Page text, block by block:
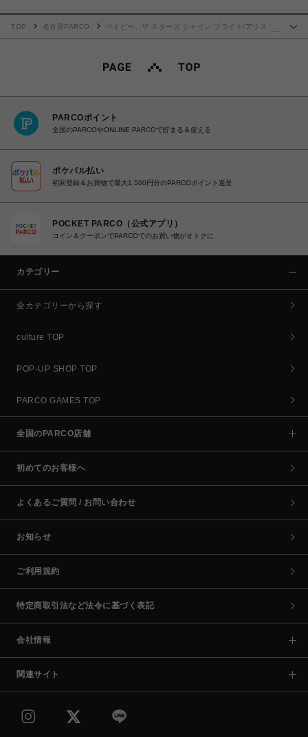
TOP 名古屋PARCO
ベイビー、ザ スターズ シャイン ブライト/アリス ア
PARCOポイント
全国のPARCOやONLINE PARCOで貯まる＆使える
ポケパル払い
初回登録＆お買物で最大1,500円分のPARCOポイント進呈
POCKET PARCO（公式アプリ）
コイン＆クーポンでPARCOでのお買い物がオトクに
カテゴリー
全カテゴリーから探す
culture TOP
POP-UP SHOP TOP
PARCO GAMES TOP
全国のPARCO店舗
初めてのお客様へ
よくあるご質問 / お問い合わせ
お知らせ
ご利用規約
特定商取引法など法令に基づく表記
会社情報
関連サイト